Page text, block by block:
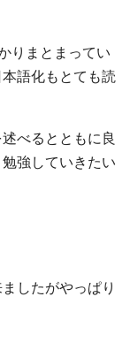
りまとまってい
語化もとても読
べるとともに良
強していきたい
したがやっぱり